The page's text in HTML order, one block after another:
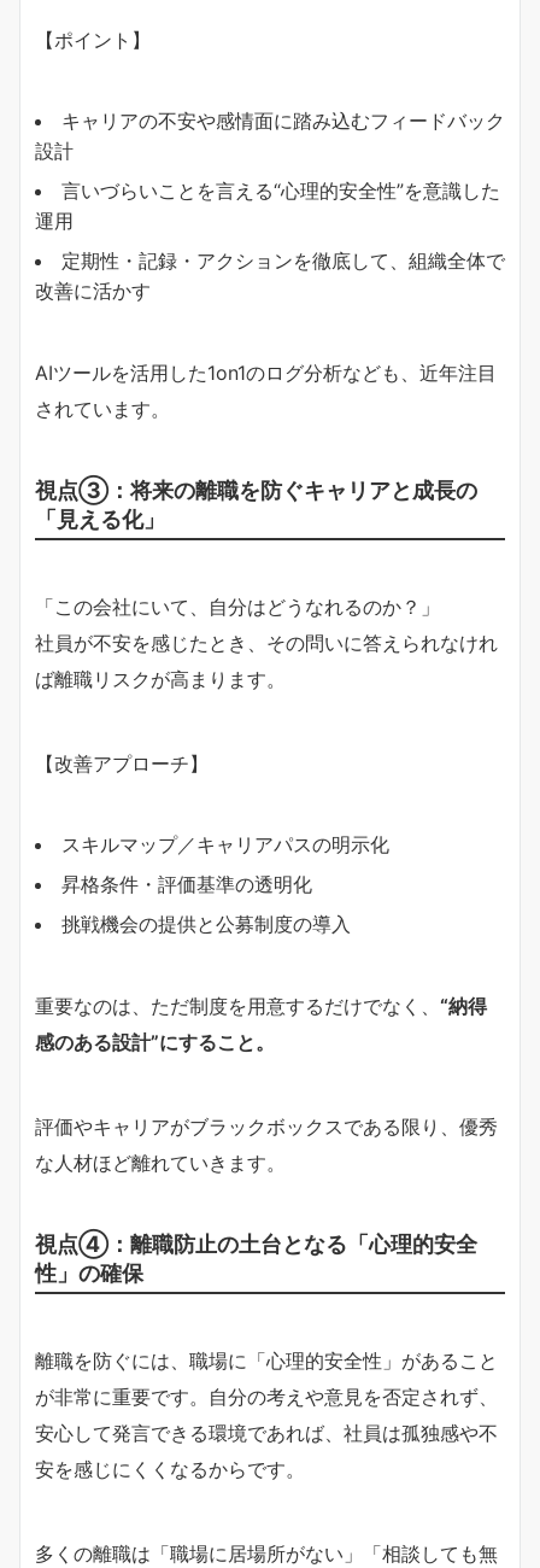
【ポイント】
キャリアの不安や感情面に踏み込むフィードバック
設計
言いづらいことを言える“心理的安全性”を意識した
運用
定期性・記録・アクションを徹底して、組織全体で
改善に活かす
AIツールを活用した1on1のログ分析なども、近年注目
されています。
視点③：将来の離職を防ぐキャリアと成長の
「見える化」
「この会社にいて、自分はどうなれるのか？」
社員が不安を感じたとき、その問いに答えられなけれ
ば離職リスクが高まります。
【改善アプローチ】
スキルマップ／キャリアパスの明示化
昇格条件・評価基準の透明化
挑戦機会の提供と公募制度の導入
重要なのは、ただ制度を用意するだけでなく、 “納得
感のある設計”にすること。
評価やキャリアがブラックボックスである限り、優秀
な人材ほど離れていきます。
視点④：離職防止の土台となる「心理的安全
性」の確保
離職を防ぐには、職場に「心理的安全性」があること
が非常に重要です。自分の考えや意見を否定されず、
安心して発言できる環境であれば、社員は孤独感や不
安を感じにくくなるからです。
多くの離職は「職場に居場所がない」「相談しても無